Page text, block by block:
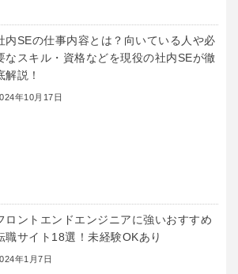
内SEの仕事内容とは？向いている人や必
なスキル・資格などを現役の社内SEが徹
解説！
年10月17日
ロントエンドエンジニアに強いおすすめ
職サイト18選！未経験OKあり
年1月7日